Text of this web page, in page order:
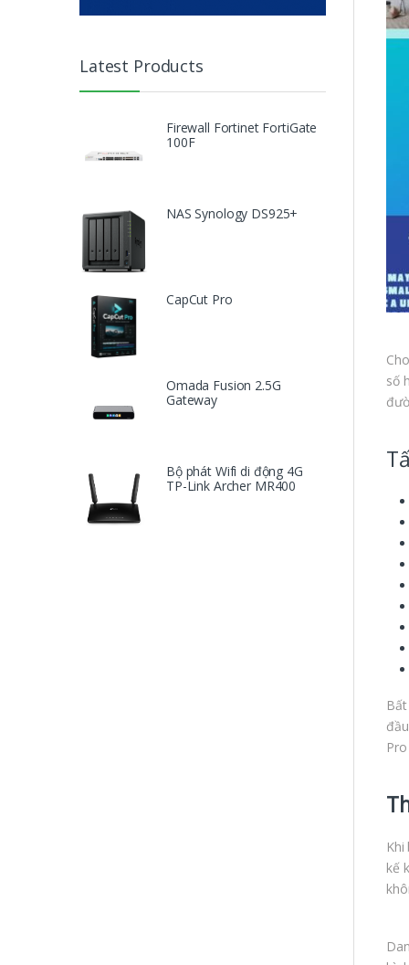
số
kế
Latest Products
Firewall Fortinet FortiGate
100F
NAS Synology DS925+
CapCut Pro
Omada Fusion 2.5G
Gateway
Bộ phát Wifi di động 4G
TP-Link Archer MR400